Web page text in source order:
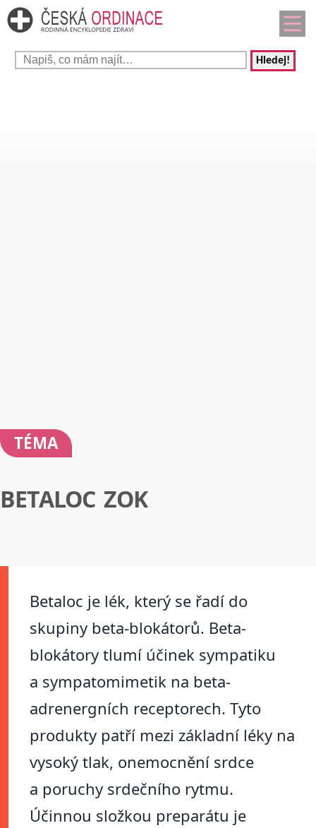
Hledej!
TÉMA
BETALOC ZOK
Betaloc je lék, který se řadí do
skupiny beta-blokátorů. Beta-
blokátory tlumí účinek sympatiku
a sympatomimetik na beta-
adrenergních receptorech. Tyto
produkty patří mezi základní léky na
vysoký tlak, onemocnění srdce
a poruchy srdečního rytmu.
Účinnou složkou preparátu je